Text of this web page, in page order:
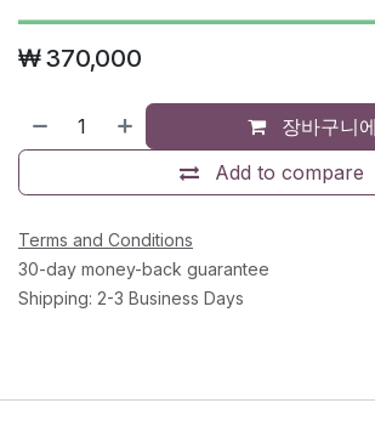
₩370,000
장바구니
Add to compare
Terms and Conditions
30-day money-back guarantee
Shipping: 2-3 Business Days